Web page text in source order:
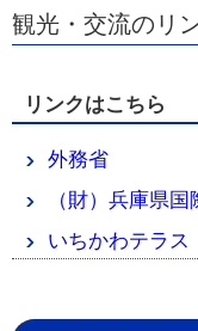
観光・交流のリ
リンクはこちら
外務省
（財）兵庫県
いちかわテラス